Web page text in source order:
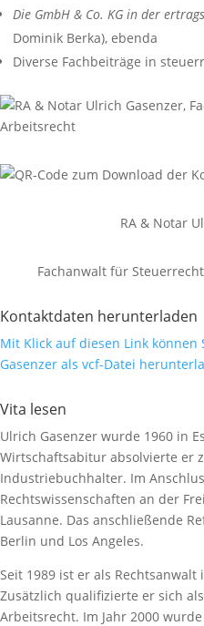
Die GmbH & Co. KG in der
Dominik Berka), ebenda
Diverse Fachbeiträge in
RA & Notar
Fachanwalt für
Kontaktdaten herunterladen
Mit Klick auf diesen Link
Gasenzer als vcf-Datei
Vita lesen
Ulrich Gasenzer wurde 1960 in
Wirtschaftsabitur absolvierte er
Industriebuchhalter. Im
Rechtswissenschaften an der
Lausanne. Das anschließende
Berlin und Los Angeles.
Seit 1989 ist er als
Zusätzlich qualifizierte er sich
Arbeitsrecht. Im Jahr 2000